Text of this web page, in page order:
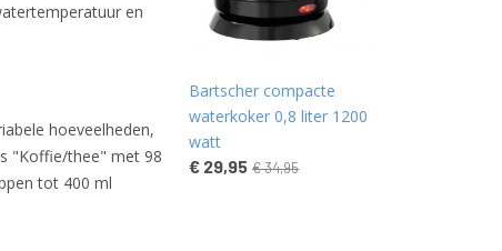
en
hoeveelheden,
"Koffie/thee" met 98
tot 400 ml
Bartscher compacte
waterkoker 0,8 liter 1200
watt
€ 29,95 € 34,95